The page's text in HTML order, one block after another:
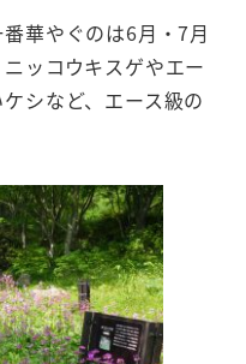
華やぐのは6月・7月
ッコウキスゲやエー
シなど、エース級の